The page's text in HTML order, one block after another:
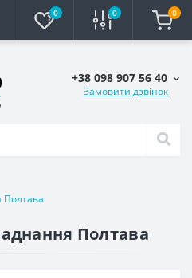
0 0 0
+38 098 907 56 40
Замовити дзвінок
Полтава